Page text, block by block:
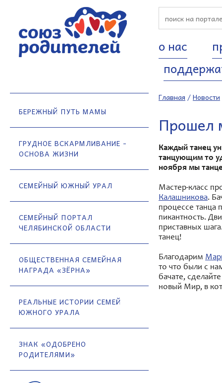
о нас
БЕРЕЖНЫЙ ПУТЬ МАМЫ
ГРУДНОЕ ВСКАРМЛИВАНИЕ -
ОСНОВА ЖИЗНИ
СЕМЕЙНЫЙ ЮЖНЫЙ УРАЛ
СЕМЕЙНЫЙ ПОРТАЛ
ЧЕЛЯБИНСКОЙ ОБЛАСТИ
ОБЩЕСТВЕННАЯ СЕМЕЙНАЯ
НАГРАДА «ЗЁРНА»
РЕАЛЬНЫЕ ИСТОРИИ СЕМЕЙ
ЮЖНОГО УРАЛА
ЗНАК «ОДОБРЕНО
РОДИТЕЛЯМИ»
Главная /Новости
Прошел
Каждый танец
танцующим то
ноября мы
Мастер-класс
Калашникова.
процессе танца
пикантность.
приставных
танец!
Благодарим
то что были с
бачате,
новый Мир, в